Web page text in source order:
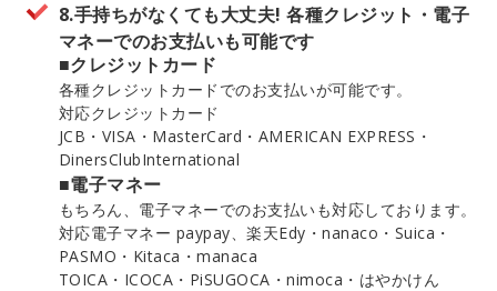
8.手持ちがなくても大丈夫! 各種クレジット・電子
マネーでのお支払いも可能です
■クレジットカード
各種クレジットカードでのお支払いが可能です。
対応クレジットカード
JCB・VISA・MasterCard・AMERICAN EXPRESS・
DinersClubInternational
■電子マネー
もちろん、電子マネーでのお支払いも対応しております。
対応電子マネー paypay、楽天Edy・nanaco・Suica・
PASMO・Kitaca・manaca
TOICA・ICOCA・PiSUGOCA・nimoca・はやかけん